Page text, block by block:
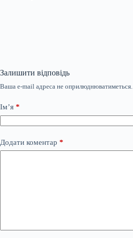
Залишити відповідь
Ваша e-mail адреса не оприлюднюватиметься.
Ім’я *
Додати коментар *